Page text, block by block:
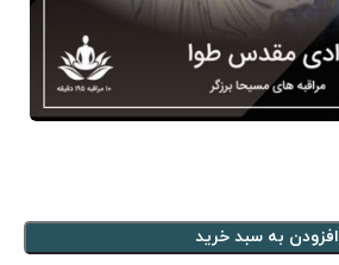
افزودن به سبد خرید